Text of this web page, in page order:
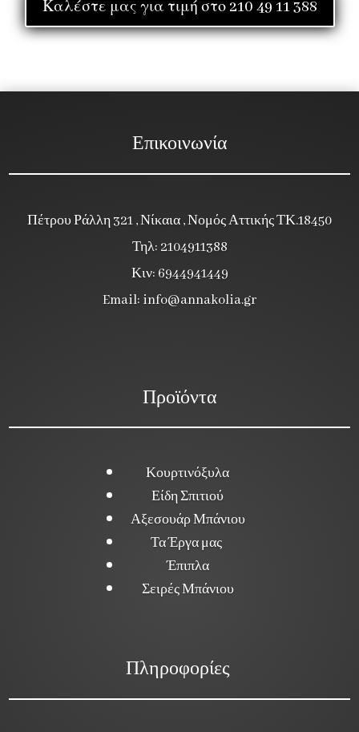
Καλέστε μας για τιμή στο 210 49 11 388
Επικοινωνία
Πέτρου Ράλλη 321 , Νίκαια , Νομός Αττικής ΤΚ.18450
Τηλ: 2104911388
Κιν: 6944941449
Email: info@annakolia.gr
Προϊόντα
Κουρτινόξυλα
Είδη Σπιτιού
Αξεσουάρ Μπάνιου
Τα Έργα μας
Έπιπλα
Σειρές Μπάνιου
Πληροφορίες